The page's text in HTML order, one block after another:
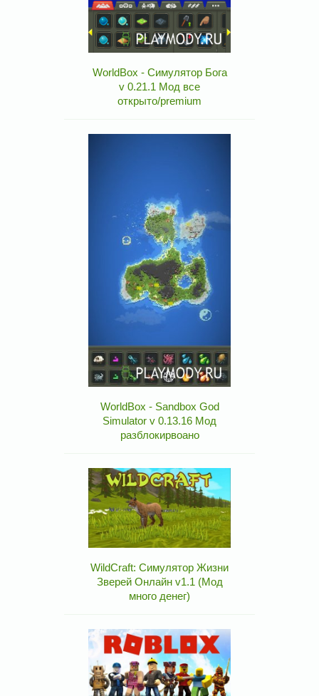
WorldBox - Симулятор Бога
v 0.21.1 Мод все
открыто/premium
WorldBox - Sandbox God
Simulator v 0.13.16 Мод
разблокирвоано
WildCraft: Симулятор Жизни
Зверей Онлайн v1.1 (Мод
много денег)